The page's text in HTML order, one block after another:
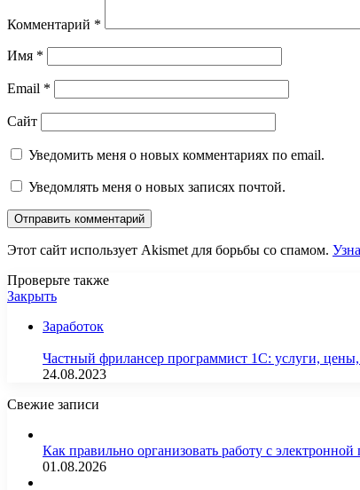
Комментарий *
Имя *
Email *
Сайт
Уведомить меня о новых комментариях по email.
Уведомлять меня о новых записях почтой.
Этот сайт использует Akismet для борьбы со спамом.
Проверьте также
Закрыть
Заработок
Частный фрилансер программист 1С: услуги,
24.08.2023
Свежие записи
Как правильно организовать работу с электронной
01.08.2026